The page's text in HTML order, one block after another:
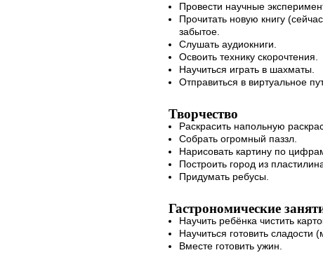
Провести научные
Прочитать новую книгу
забытое.
Слушать аудиокниги.
Освоить технику скорочтения.
Научиться играть в шахматы.
Отправиться в виртуальное
Творчество
Раскрасить напольную
Собрать огромный паззл.
Нарисовать картину по
Построить город из
Придумать ребусы.
Гастрономические
Научить ребёнка чистить
Научиться готовить
Вместе готовить ужин.